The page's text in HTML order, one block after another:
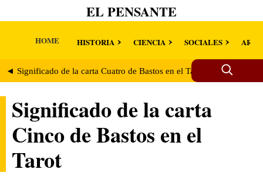
EL PENSANTE
HOME HISTORIA CIENCIA SOCIALES
◄ Significado de la carta Cuatro de Bastos en el Tarot Del
Significado de la carta
Cinco de Bastos en el
Tarot